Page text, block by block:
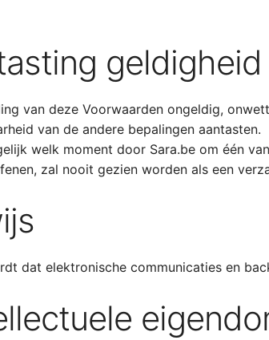
van deze Voorwaarden ongeldig,
van de andere bepalingen aantasten.
welk moment door Sara.be om één
zal nooit gezien worden als een
dat elektronische communicaties en